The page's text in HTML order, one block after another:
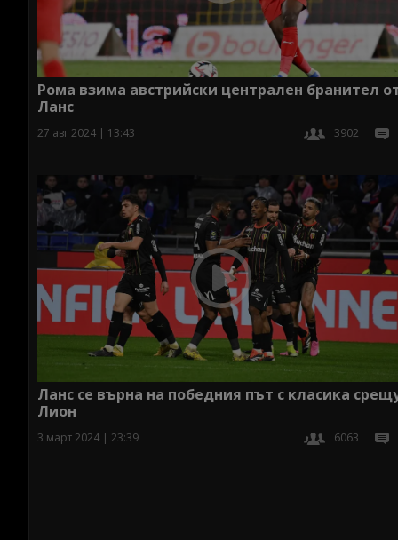
Рома взима австрийски централен бранител
Ланс
27 авг 2024 | 13:43 3902
Ланс се върна на победния път с класика
Лион
3 март 2024 | 23:39 6063